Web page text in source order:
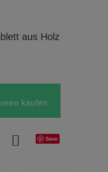
kaufen
Save